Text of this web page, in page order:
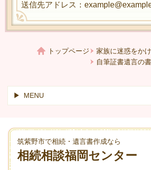
送信先アドレス：
トップページ
家族に迷惑をか
自筆証書遺言の
MENU
筑紫野市で相続・遺言書作成なら
相続相談福岡センター